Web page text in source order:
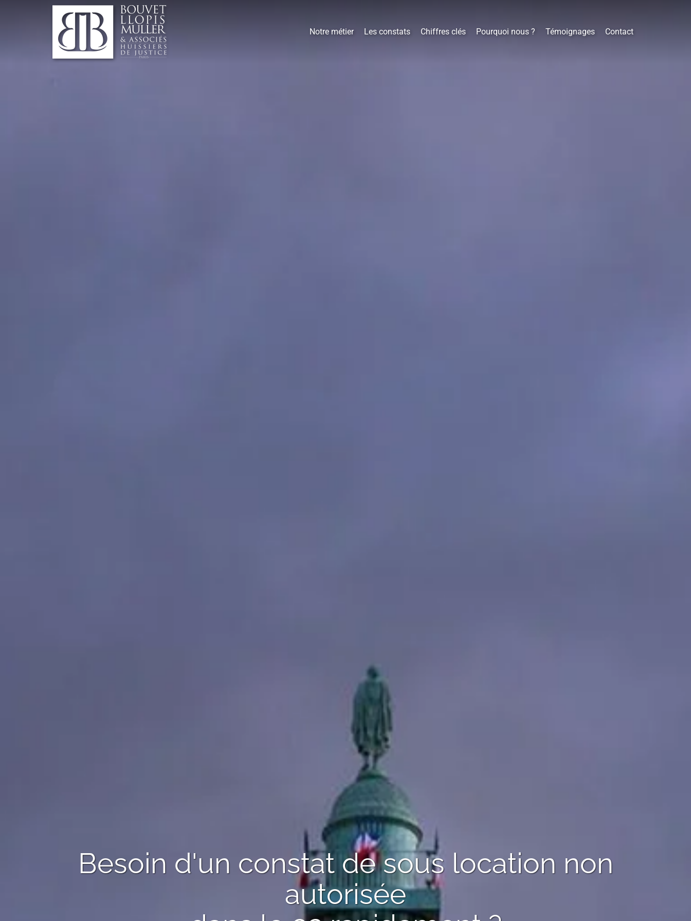
Notre métier Les constats Chiffres clés Pourquoi nous ? Témoignages Contact
Besoin d'un constat de sous location non
autorisée